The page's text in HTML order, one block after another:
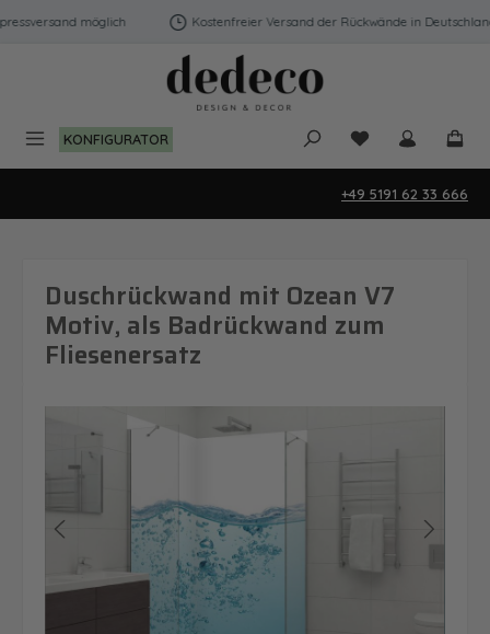
Zum Hauptinhalt springen
möglich Kostenfreier Versand der Rückwände in Deutschland
KONFIGURATOR Du hast 0
+49 5191 62 33 666
Duschrückwand mit Ozean V7
Motiv, als Badrückwand zum
Fliesenersatz